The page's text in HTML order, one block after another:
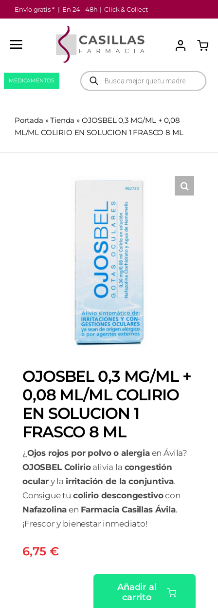
Saltar
al
Envío gratis * | En 24 - 48h | Click & Collect
Búsqueda
de
productos
MEDICAMENTOS
Portada »Tienda » OJOSBEL 0,3 MG/ML + 0,08
ML/ML COLIRIO EN SOLUCION 1 FRASCO 8 ML
OJOSBEL 0,3 MG/ML +
0,08 ML/ML COLIRIO
EN SOLUCION 1
FRASCO 8 ML
¿ Ojos rojos por polvo o alergiaen Ávila?
OJOSBEL Colirioalivia la congestión
oculary la irritación de la conjuntiva.
Consigue tu colirio descongestivocon
Nafazolina en Farmacia Casillas Ávila.
¡Frescor y bienestar inmediato!
6,75 €
Añadir al
carrito